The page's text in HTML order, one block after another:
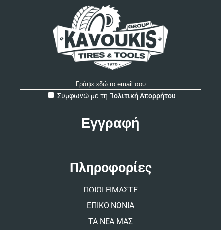
Συμφωνώ με τη Πολιτική Απορρήτου
Πληροφορίες
ΠΟΙΟΙ ΕΙΜΑΣΤΕ
ΕΠΙΚΟΙΝΩΝΙΑ
ΤΑ ΝΕΑ ΜΑΣ